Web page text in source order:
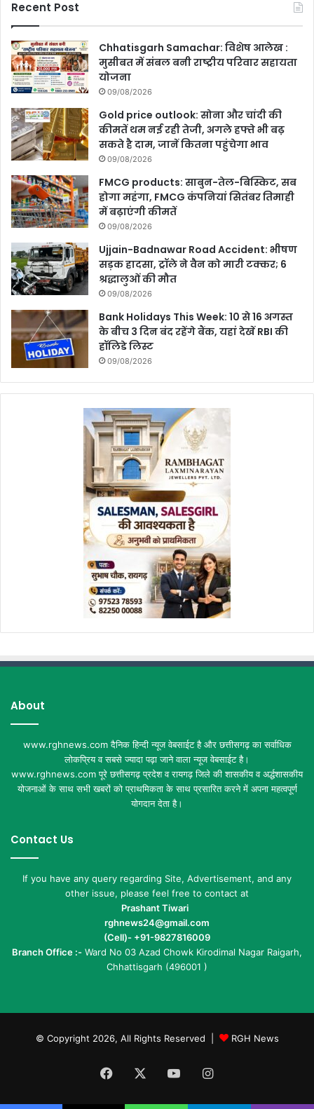
Recent Post
Chhatisgarh Samachar: विशेष आलेख :
मुसीबत में संबल बनी राष्ट्रीय परिवार सहायता
योजना
09/08/2026
Gold price outlook: सोना और चांदी की
कीमतें थम नई रही तेजी, अगले हफ्ते भी बढ़
सकते है दाम, जानें कितना पहुंचेगा भाव
09/08/2026
FMCG products: साबुन-तेल-बिस्किट, सब
होगा महंगा, FMCG कंपनियां सितंबर तिमाही
में बढ़ाएंगी कीमतें
09/08/2026
Ujjain-Badnawar Road Accident: भीषण
सड़क हादसा, ट्रॉले ने वैन को मारी टक्कर; 6
श्रद्धालुओं की मौत
09/08/2026
Bank Holidays This Week: 10 से 16 अगस्त
के बीच 3 दिन बंद रहेंगे बैंक, यहां देखें RBI की
हॉलिडे लिस्ट
09/08/2026
About
www.rghnews.com दैनिक हिन्दी न्यूज वेबसाईट है और छत्तीसगढ़ का सर्वाधिक
लोकप्रिय व सबसे ज्यादा पढ़ा जाने वाला न्यूज वेबसाईट है।
www.rghnews.com पूरे छत्तीसगढ़ प्रदेश व रायगढ़ जिले की शासकीय व अर्द्धशासकीय
योजनाओं के साथ सभी खबरों को प्राथमिकता के साथ प्रसारित करने में अपना महत्वपूर्ण
योगदान देता है।
Contact Us
If you have any query regarding Site, Advertisement, and any
other issue, please feel free to contact at
Prashant Tiwari
rghnews24@gmail.com
(Cell)- +91-9827816009
Branch Office :- Ward No 03 Azad Chowk Kirodimal Nagar Raigarh,
Chhattisgarh (496001 )
© Copyright 2026, All Rights Reserved | RGH News
Facebook YouTubeInstagram